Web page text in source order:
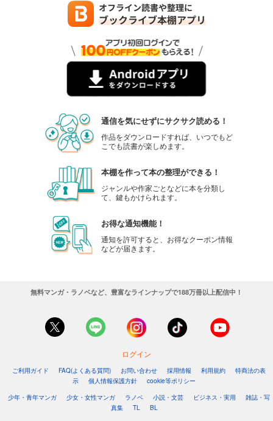
通信を気にせずにサクサク読める！
作品をダウンロードすれば、いつでもど
こでも読書が楽しめます。
本棚を作って本の整理ができる！
ジャンルや作家ごとなどに本を分類し
て、鍵もかけられます。
お得な通知機能！
通知を許可すると、お得なクーポン情報
などが届きます。
無料マンガ・ラノベなど、豊富なラインナップで188万冊以上配信中！
ログイン
ご利用ガイド FAQ(よくある質問) お問い合わせ 採用情報 利用規約
特商法の表
示
個人情報保護方針
cookie等ポリシー
少年・青年マンガ
少女・女性マンガ ラノベ 小説・文芸 ビジネス・実用
雑誌・写
真集
TL BL